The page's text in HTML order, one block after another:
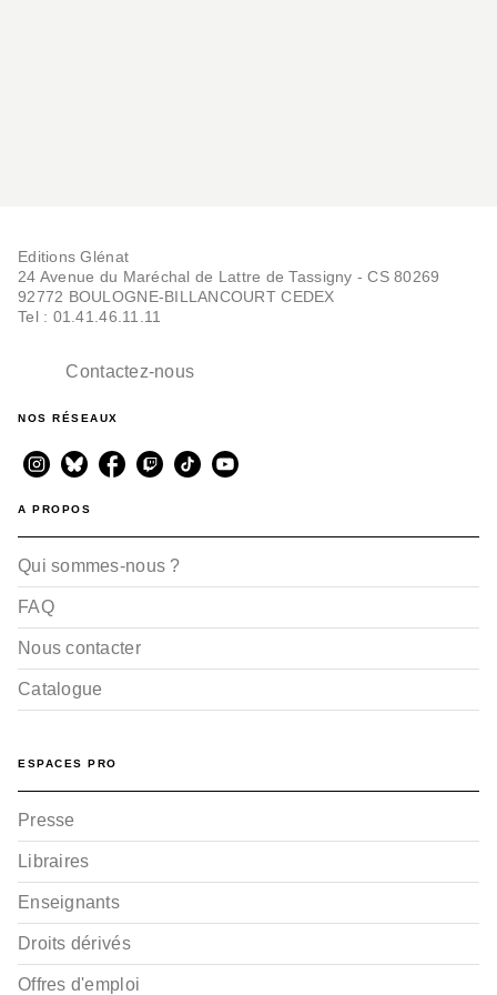
• Les défis du XXIesiècle.
Editions Glénat
24 Avenue du Maréchal de Lattre de Tassigny - CS 80269
92772 BOULOGNE-BILLANCOURT CEDEX
Tel : 01.41.46.11.11
Contactez-nous
NOS RÉSEAUX
A PROPOS
Qui sommes-nous ?
FAQ
Nous contacter
Catalogue
ESPACES PRO
Presse
Libraires
Enseignants
Droits dérivés
Offres d'emploi